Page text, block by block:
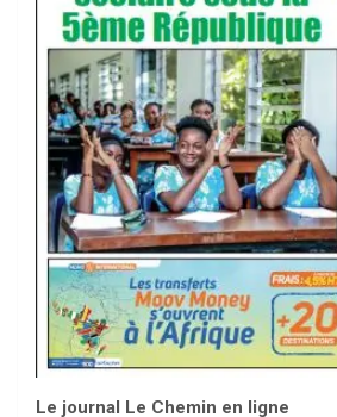
Le journal Le Chemin en ligne